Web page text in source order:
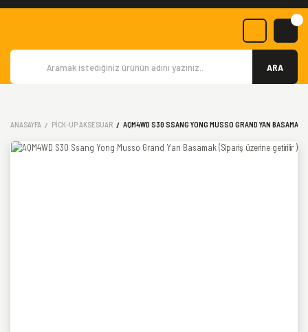
ARA
ANASAYFA PICK-UP AKSESUAR AQM4WD S30 SSANG YONG MUSSO GRAND YAN